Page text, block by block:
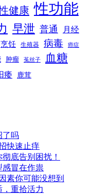
健康 性功能
早泄 普通 月经
烹饪 生殖器 病毒 癌症
肿瘤 菟丝子 血糖
痿 鹿茸
了吗
快速止痒
底告别困扰！
感冒在作祟
素你可能没想到
重拾活力